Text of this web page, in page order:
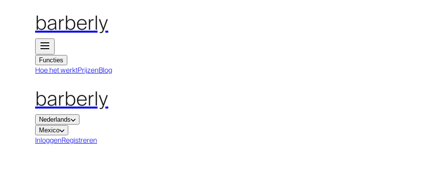
barberly
Functies
Hoe het werktPrijzenBlog
barberly
Nederlands
Mexico
InloggenRegistreren